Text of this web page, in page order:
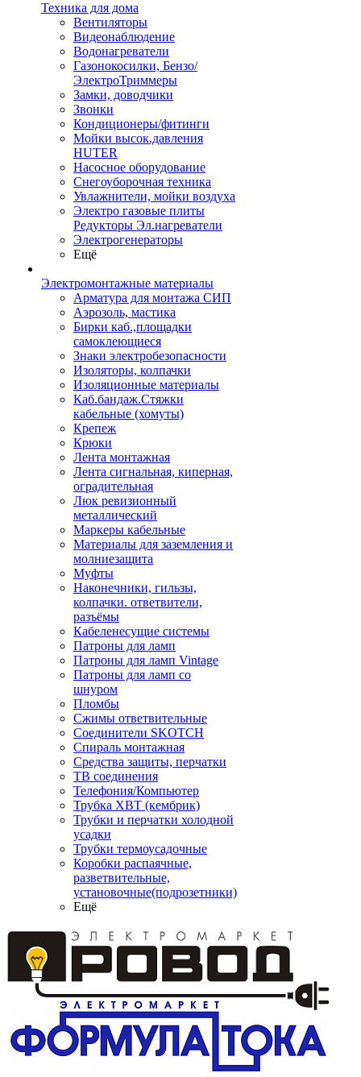
Техника для дома
Вентиляторы
Видеонаблюдение
Водонагреватели
Газонокосилки, Бензо/
ЭлектроТриммеры
Замки, доводчики
Звонки
Кондиционеры/фитинги
Мойки высок.давления
HUTER
Насосное оборудование
Снегоуборочная техника
Увлажнители, мойки воздуха
Электро газовые плиты
Редукторы Эл.нагреватели
Электрогенераторы
Ещё
Электромонтажные материалы
Арматура для монтажа СИП
Аэрозоль, мастика
Бирки каб.,площадки
самоклеющиеся
Знаки электробезопасности
Изоляторы, колпачки
Изоляционные материалы
Каб.бандаж.Стяжки
кабельные (хомуты)
Крепеж
Крюки
Лента монтажная
Лента сигнальная, киперная,
оградительная
Люк ревизионный
металлический
Маркеры кабельные
Материалы для заземления и
молниезащита
Муфты
Наконечники, гильзы,
колпачки. ответвители,
разъёмы
Кабеленесущие системы
Патроны для ламп
Патроны для ламп Vintage
Патроны для ламп со
шнуром
Пломбы
Сжимы ответвительные
Соединители SKOTCH
Спираль монтажная
Средства защиты, перчатки
ТВ соединения
Телефония/Компьютер
Трубка ХВТ (кембрик)
Трубки и перчатки холодной
усадки
Трубки термоусадочные
Коробки распаячные,
разветвительные,
установочные(подрозетники)
Ещё